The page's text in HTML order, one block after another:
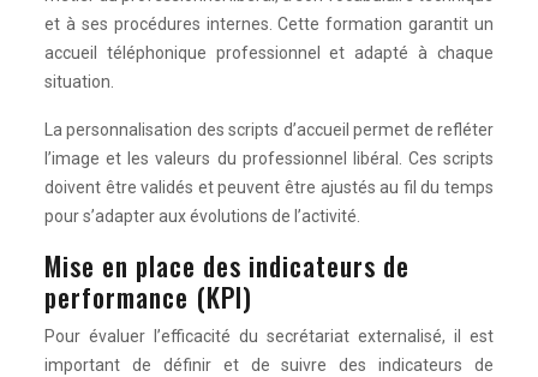
et à ses procédures internes. Cette formation garantit un
accueil téléphonique professionnel et adapté à chaque
situation.
La personnalisation des scripts d’accueil permet de refléter
l’image et les valeurs du professionnel libéral. Ces scripts
doivent être validés et peuvent être ajustés au fil du temps
pour s’adapter aux évolutions de l’activité.
Mise en place des indicateurs de
performance (KPI)
Pour évaluer l’efficacité du secrétariat externalisé, il est
important de définir et de suivre des indicateurs de